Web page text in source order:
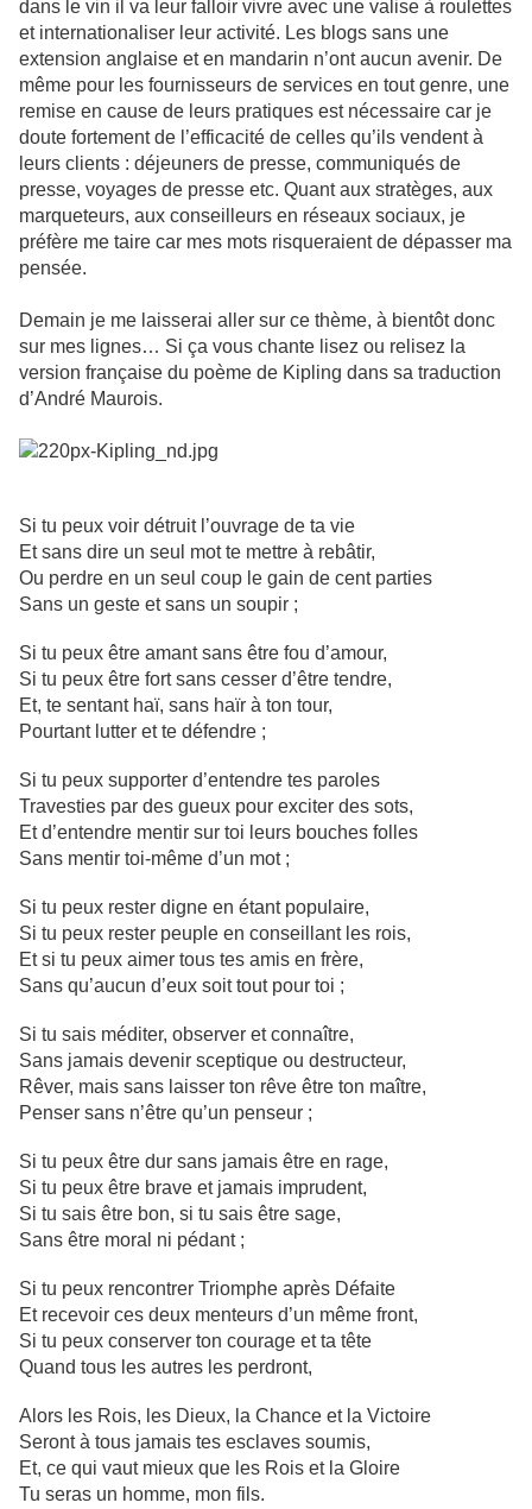
dans le vin il va leur falloir vivre avec une valise à roulettes
et internationaliser leur activité. Les blogs sans une
extension anglaise et en mandarin n’ont aucun avenir. De
même pour les fournisseurs de services en tout genre, une
remise en cause de leurs pratiques est nécessaire car je
doute fortement de l’efficacité de celles qu’ils vendent à
leurs clients : déjeuners de presse, communiqués de
presse, voyages de presse etc. Quant aux stratèges, aux
marqueteurs, aux conseilleurs en réseaux sociaux, je
préfère me taire car mes mots risqueraient de dépasser ma
pensée.
Demain je me laisserai aller sur ce thème, à bientôt donc
sur mes lignes… Si ça vous chante lisez ou relisez la
version française du poème de Kipling dans sa traduction
d’André Maurois.
Si tu peux voir détruit l’ouvrage de ta vie
Et sans dire un seul mot te mettre à rebâtir,
Ou perdre en un seul coup le gain de cent parties
Sans un geste et sans un soupir ;
Si tu peux être amant sans être fou d’amour,
Si tu peux être fort sans cesser d’être tendre,
Et, te sentant haï, sans haïr à ton tour,
Pourtant lutter et te défendre ;
Si tu peux supporter d’entendre tes paroles
Travesties par des gueux pour exciter des sots,
Et d’entendre mentir sur toi leurs bouches folles
Sans mentir toi-même d’un mot ;
Si tu peux rester digne en étant populaire,
Si tu peux rester peuple en conseillant les rois,
Et si tu peux aimer tous tes amis en frère,
Sans qu’aucun d’eux soit tout pour toi ;
Si tu sais méditer, observer et connaître,
Sans jamais devenir sceptique ou destructeur,
Rêver, mais sans laisser ton rêve être ton maître,
Penser sans n’être qu’un penseur ;
Si tu peux être dur sans jamais être en rage,
Si tu peux être brave et jamais imprudent,
Si tu sais être bon, si tu sais être sage,
Sans être moral ni pédant ;
Si tu peux rencontrer Triomphe après Défaite
Et recevoir ces deux menteurs d’un même front,
Si tu peux conserver ton courage et ta tête
Quand tous les autres les perdront,
Alors les Rois, les Dieux, la Chance et la Victoire
Seront à tous jamais tes esclaves soumis,
Et, ce qui vaut mieux que les Rois et la Gloire
Tu seras un homme, mon fils.